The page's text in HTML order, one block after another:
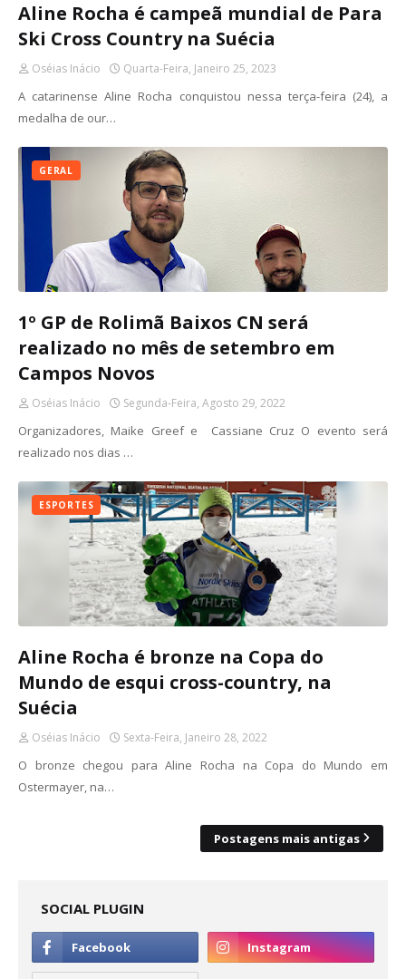
Aline Rocha é campeã mundial de Para
Ski Cross Country na Suécia
Oséias Inácio Quarta-Feira, Janeiro 25, 2023
A catarinense Aline Rocha conquistou nessa terça-feira (24), a
medalha de our…
GERAL
1º GP de Rolimã Baixos CN será
realizado no mês de setembro em
Campos Novos
Oséias Inácio Segunda-Feira, Agosto 29, 2022
Organizadores, Maike Greef e Cassiane Cruz O evento será
realizado nos dias …
ESPORTES
Aline Rocha é bronze na Copa do
Mundo de esqui cross-country, na
Suécia
Oséias Inácio Sexta-Feira, Janeiro 28, 2022
O bronze chegou para Aline Rocha na Copa do Mundo em
Ostermayer, na…
Postagens mais antigas
SOCIAL PLUGIN